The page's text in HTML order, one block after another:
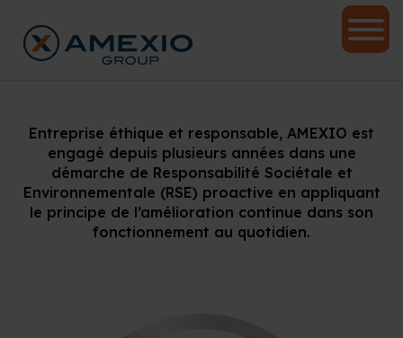
Entreprise éthique et responsable, AMEXIO est
engagé depuis plusieurs années dans une
démarche de Responsabilité Sociétale et
Environnementale (RSE) proactive en appliquant
le principe de l’amélioration continue dans son
fonctionnement au quotidien.